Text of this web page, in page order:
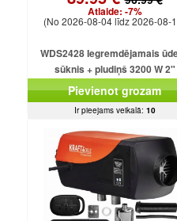
Atlaide: -7%
(No 2026-08-04 līdz 2026-08-
WDS2428 Iegremdējamais
sūknis + pludiņš 3200 W 2"
Pievienot grozam
Ir pieejams veikalā: 10